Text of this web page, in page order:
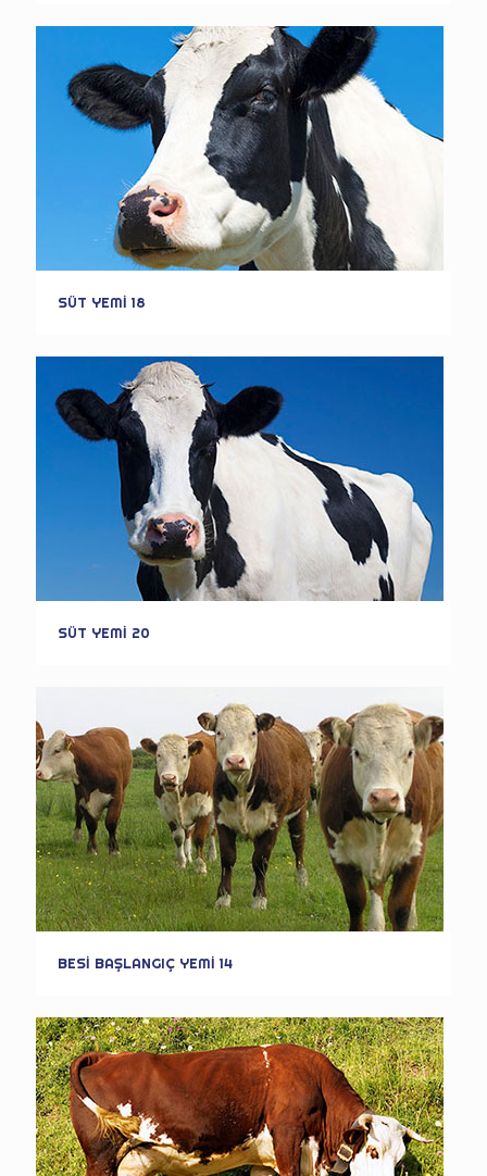
SÜT YEMİ 18
SÜT YEMİ 20
BESİ BAŞLANGIÇ YEMİ 14